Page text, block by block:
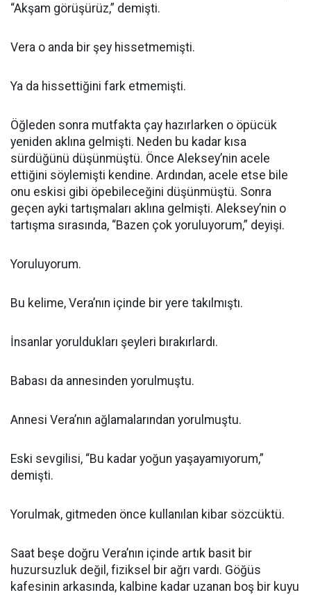
“Akşam görüşürüz,” demişti.
Vera o anda bir şey hissetmemişti.
Ya da hissettiğini fark etmemişti.
Öğleden sonra mutfakta çay hazırlarken o öpücük
yeniden aklına gelmişti. Neden bu kadar kısa
sürdüğünü düşünmüştü. Önce Aleksey’nin acele
ettiğini söylemişti kendine. Ardından, acele etse bile
onu eskisi gibi öpebileceğini düşünmüştü. Sonra
geçen ayki tartışmaları aklına gelmişti. Aleksey’nin o
tartışma sırasında, “Bazen çok yoruluyorum,” deyişi.
Yoruluyorum.
Bu kelime, Vera’nın içinde bir yere takılmıştı.
İnsanlar yoruldukları şeyleri bırakırlardı.
Babası da annesinden yorulmuştu.
Annesi Vera’nın ağlamalarından yorulmuştu.
Eski sevgilisi, “Bu kadar yoğun yaşayamıyorum,”
demişti.
Yorulmak, gitmeden önce kullanılan kibar sözcüktü.
Saat beşe doğru Vera’nın içinde artık basit bir
huzursuzluk değil, fiziksel bir ağrı vardı. Göğüs
kafesinin arkasında, kalbine kadar uzanan boş bir kuyu